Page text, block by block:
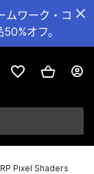
ムワーク・コ
オフ。
Pixel Shaders